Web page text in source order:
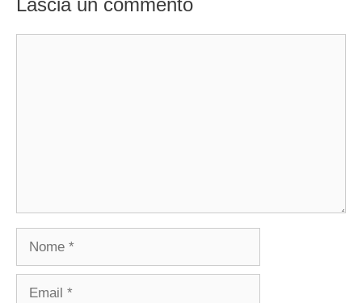
Lascia un commento
Nome
Email